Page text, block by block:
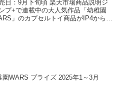
日：9月下旬頃 楽天市場商品説明ジ
プ+で連載中の大人気作品「幼稚園
」のカプセルトイ商品がIP4から初
園WARS プライズ 2025年1～3月